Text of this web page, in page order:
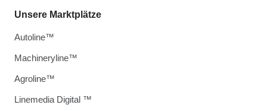
Unsere Marktplätze
Autoline™
Machineryline™
Agroline™
Linemedia Digital ™